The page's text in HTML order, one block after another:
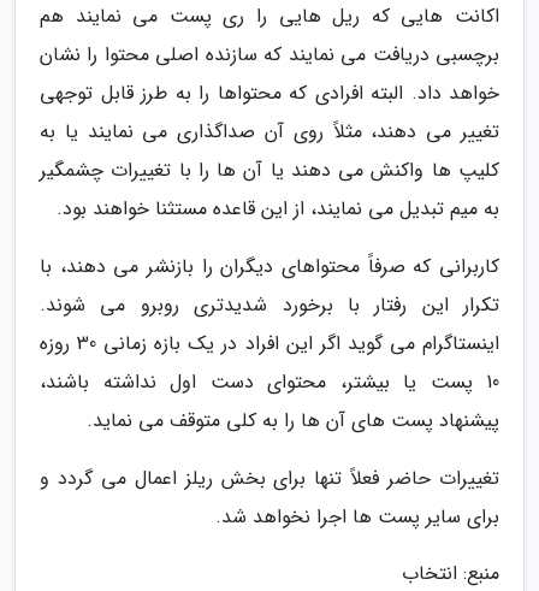
اکانت هایی که ریل هایی را ری پست می نمایند هم
برچسبی دریافت می نمایند که سازنده اصلی محتوا را نشان
خواهد داد. البته افرادی که محتواها را به طرز قابل توجهی
تغییر می دهند، مثلاً روی آن صداگذاری می نمایند یا به
کلیپ ها واکنش می دهند یا آن ها را با تغییرات چشمگیر
به میم تبدیل می نمایند، از این قاعده مستثنا خواهند بود.
کاربرانی که صرفاً محتواهای دیگران را بازنشر می دهند، با
تکرار این رفتار با برخورد شدیدتری روبرو می شوند.
اینستاگرام می گوید اگر این افراد در یک بازه زمانی 30 روزه
10 پست یا بیشتر، محتوای دست اول نداشته باشند،
پیشنهاد پست های آن ها را به کلی متوقف می نماید.
تغییرات حاضر فعلاً تنها برای بخش ریلز اعمال می گردد و
برای سایر پست ها اجرا نخواهد شد.
منبع: انتخاب